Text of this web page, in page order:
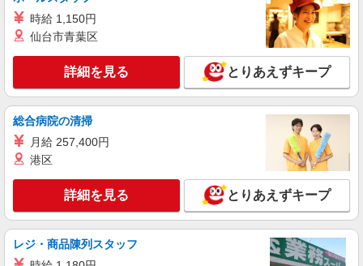
【ワイモバイル】の店舗スタッフ
月給245000円〜322000円＋時間外手当（経
験・能力による） ※ソフトバンク認定資格を取得
すると資格手当が追加支給されます（待遇参照）
※時間外手当は別途全額支給（1分単位）賞与年2
回（6月・12月）昇給年1回（7月） ★交通費別途
支給（規定あり） ゜+゜・。○。・゜+゜・。
○。・゜+゜ 入社祝い金10万円支給(規定有) お友達
を紹介頂くと, インセンティブ支給(規定有) ゜・。
愛知県春日井市のY!mobileショップ
キープ 詳細を見る
派遣社員
株式会社シエロ
携帯販売スタッフ【au】
月給273200円〜 ※残業手当別途支給 ※研修期
間6か月・時給1550円〜 ★交通費別途支給（規定
あり） ゜+゜・。○。・゜+゜・。○。・゜+゜ 入
社祝い金10万円支給(規定有) お友達を紹介頂くと,
愛知県春日井市の家電量販店
時給 1,150円
仙台市青葉区
詳細を見る とりあえずキープ
総合病院の清掃
月給 257,400円
港区
詳細を見る とりあえずキープ
レジ・商品陳列スタッフ